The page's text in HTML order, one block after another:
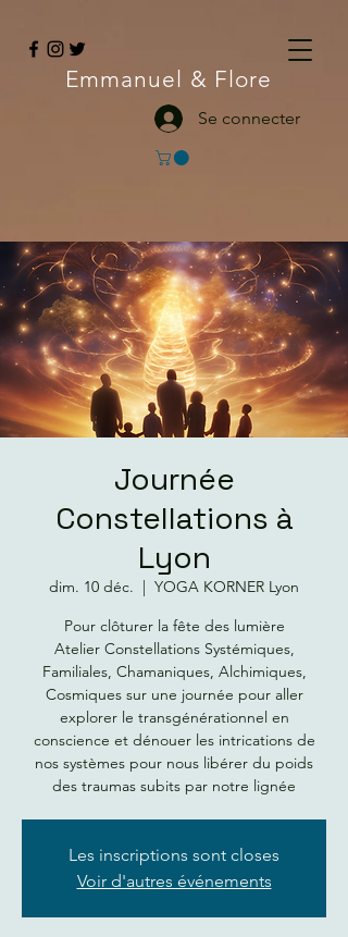
Emmanuel & Flore
Se connecter
Journée
Constellations à
Lyon
dim. 10 déc.
  |
YOGA KORNER Lyon
Pour clôturer la fête des lumière
Atelier Constellations Systémiques,
Familiales, Chamaniques, Alchimiques,
Cosmiques sur une journée pour aller
explorer le transgénérationnel en
conscience et dénouer les intrications de
nos systèmes pour nous libérer du poids
Les inscriptions sont closes
Voir d'autres événements